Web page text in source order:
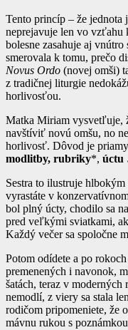
Tento princíp – že jednota
neprejavuje len vo vzťahu
bolesne zasahuje aj
smerovala k tomu, prečo
Novus Ordo (novej omši)
z tradičnej liturgie
horlivosťou.
Matka Miriam vysvetľuje,
navštíviť novú omšu, no
horlivosť. Dôvod je
modlitby, rubriky*,
Sestra to ilustruje
vyrastáte v
bol plný úcty, chodilo sa
pred veľkými sviatkami,
Každý večer sa spoločne
Potom odídete a po
premenených i navonok,
šatách, teraz v moderných
nemodlí, z viery sa stala
rodičom pripomeniete, že
mávnu rukou s